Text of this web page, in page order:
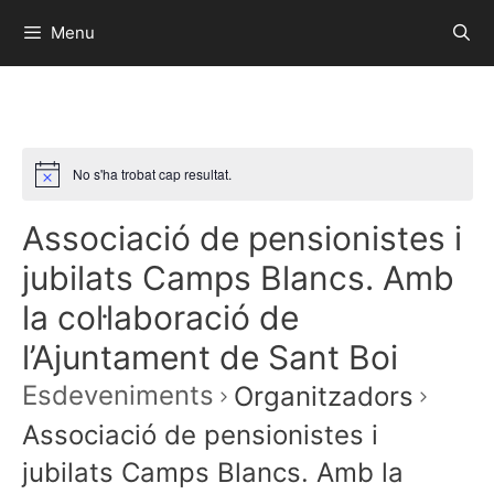
Menu
No s'ha trobat cap resultat.
Associació de pensionistes i
jubilats Camps Blancs. Amb
la col·laboració de
l’Ajuntament de Sant Boi
Esdeveniments
Organitzadors
Associació de pensionistes i
jubilats Camps Blancs. Amb la